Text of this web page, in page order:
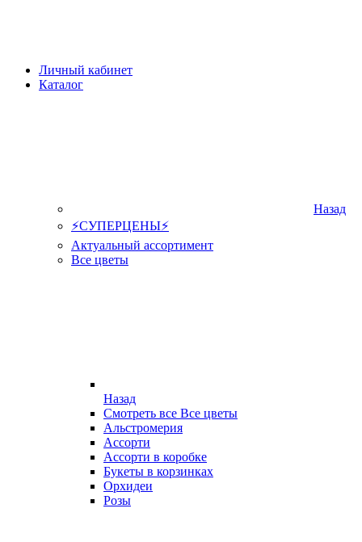
Личный кабинет
Каталог
Назад
⚡СУПЕРЦЕНЫ⚡
Актуальный ассортимент
Все цветы
Назад
Смотреть все Все цветы
Альстромерия
Ассорти
Ассорти в коробке
Букеты в корзинках
Орхидеи
Розы